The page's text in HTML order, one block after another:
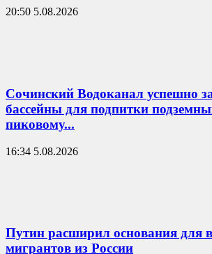
20:50 5.08.2026
Сочинский Водоканал успешно
бассейны для подпитки
пиковому...
16:34 5.08.2026
Путин расширил основания для
мигрантов из России